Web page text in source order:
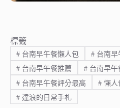
標籤
#台南早午餐懶人包 #台南早
#台南早午餐推薦 #台南早午
#台南早午餐評分最高 #懶人
#達浪的日常手札